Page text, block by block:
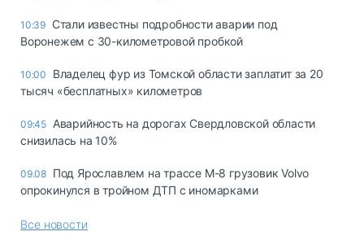
10:39 Стали известны подробности аварии под
Воронежем с 30-километровой пробкой
10:00
Владелец фур из Томской области заплатит за 20
тысяч «бесплатных» километров
09:45 Аварийность на дорогах Свердловской области
снизилась на 10%
09.08 Под Ярославлем на трассе М-8 грузовик Volvo
опрокинулся в тройном ДТП с иномарками
Все новости